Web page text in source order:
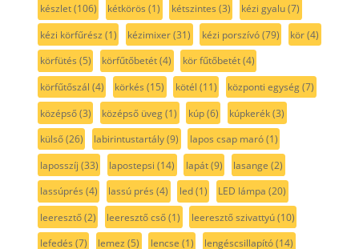
készlet(106) kétkörös (1) kétszintes (3) kézi gyalu(7)
kézi körfűrész (1) kézimixer(31) kézi porszívó(79) kör(4)
körfütés (5) körfűtőbetét(4) kör fűtőbetét(4)
körfűtőszál (4) körkés (15) kötél (11) központi egység(7)
középső(3) középső üveg(1) kúp(6) kúpkerék(3)
külső(26) labirintustartály(9) lapos csap maró(1)
laposszíj (33) lapostepsi (14) lapát(9) lasange (2)
lassúprés (4) lassú prés (4) led(1) LED lámpa (20)
leeresztő(2) leeresztő cső(1) leeresztő szivattyú(10)
lefedés (7) lemez (5) lencse (1) lengéscsillapító(14)